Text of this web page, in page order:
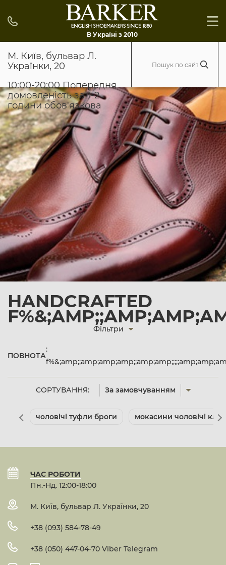
В Україні з 2010
М. Київ, бульвар Л.
Українки, 20
10:00-20:00 Попередня
домовленість за 1-2
години обов'язкова
HANDCRAFTED
СОРТУВАННЯ: За замовчуванням
Фільтри
ПОВНОТА
:
чоловічі туфли броги мокасини чоловічі
ЧАС РОБОТИ
Пн.-Нд. 12:00-18:00
М. Київ, бульвар Л. Українки, 20
+38 (093) 584-78-49
+38 (050) 447-04-70 Viber Telegram